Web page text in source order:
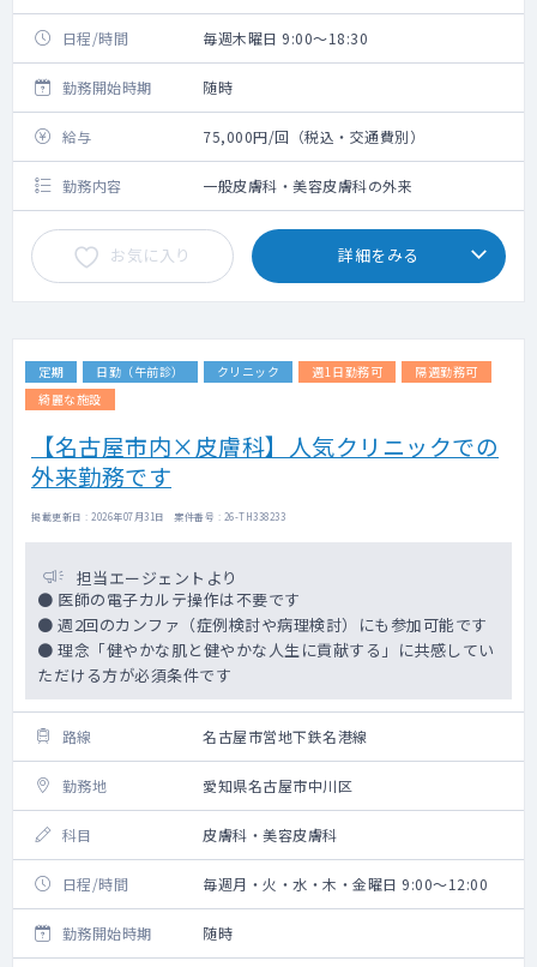
日程/時間 毎週木曜日 9:00～18:30
勤務開始時期 随時
給与 75,000円/回（税込・交通費別）
勤務内容 一般皮膚科・美容皮膚科の外来
お気に入り 詳細をみる
定期 日勤（午前診） クリニック 週1日勤務可
隔週勤務可
綺麗な施設
【名古屋市内×皮膚科】人気クリニックでの
外来勤務です
掲載更新日 : 2026年07月31日 案件番号 : 26-TH338233
担当エージェントより
● 医師の電子カルテ操作は不要です
● 週2回のカンファ（症例検討や病理検討）にも参加可能です
● 理念「健やかな肌と健やかな人生に貢献する」に共感してい
ただける方が必須条件です
路線 名古屋市営地下鉄名港線
勤務地 愛知県名古屋市中川区
科目 皮膚科・美容皮膚科
日程/時間 毎週月・火・水・木・金曜日 9:00～12:00
勤務開始時期 随時